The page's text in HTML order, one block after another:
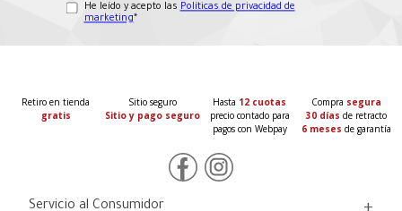
He leído y acepto las Políticas de privacidad de
marketing*
Retiro en tienda
gratis
Sitio seguro
Sitio y pago seguro
Hasta 12 cuotas
precio contado para
pagos con Webpay
Compra segura
30 días de retracto
6 meses de garantía
Servicio al Consumidor